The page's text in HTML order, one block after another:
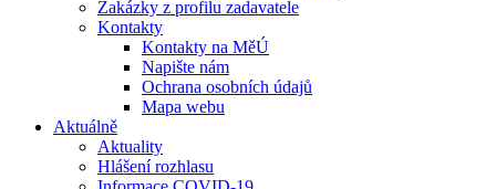
Zakázky z profilu zadavatele
Kontakty
Kontakty na MěÚ
Napište nám
Ochrana osobních údajů
Mapa webu
Aktuálně
Aktuality
Hlášení rozhlasu